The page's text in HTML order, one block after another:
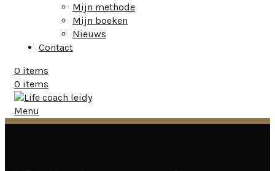
Mijn methode
Mijn boeken
Nieuws
Contact
0 items
0 items
Menu